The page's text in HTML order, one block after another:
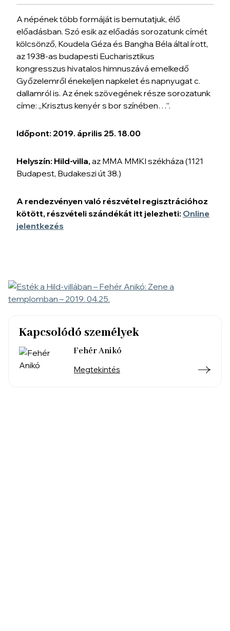
A népének több formáját is bemutatjuk, élő
előadásban. Szó esik az előadás sorozatunk címét
kölcsönző, Koudela Géza és Bangha Béla által írott,
az 1938-as budapesti Eucharisztikus
kongresszus hivatalos himnuszává emelkedő
Győzelemről énekeljen napkelet és napnyugat c.
dallamról is. Az ének szövegének része sorozatunk
címe: „Krisztus kenyér s bor színében…”.
Időpont: 2019. április 25. 18.00
Helyszín: Hild-villa,az MMA MMKI székháza (1121
Budapest, Budakeszi út 38.)
A rendezvényen való részvétel regisztrációhoz
kötött, részvételi szándékát itt jelezheti: Online
jelentkezés
Kapcsolódó személyek
Fehér Anikó
Megtekintés